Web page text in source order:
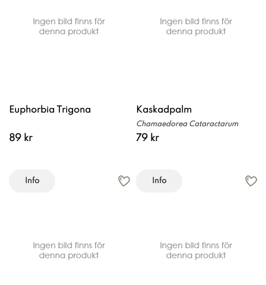
Euphorbia Trigona
89 kr
Info
Kaskadpalm
Chamaedorea Cataractarum
79 kr
Info